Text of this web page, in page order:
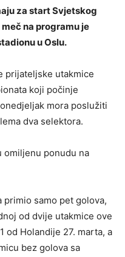
za start Svjetskog
na programu je
u Oslu.
prijateljske utakmice
koji počinje
mora poslužiti
dva selektora.
omiljenu ponudu na
primio samo pet golova,
od dvije utakmice ove
od Holandije 27. marta, a
bez golova sa